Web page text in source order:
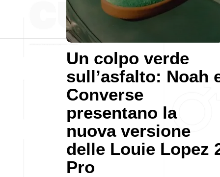
Un colpo verde
sull’asfalto: Noah
Converse
presentano la
nuova versione
delle Louie Lopez
Pro